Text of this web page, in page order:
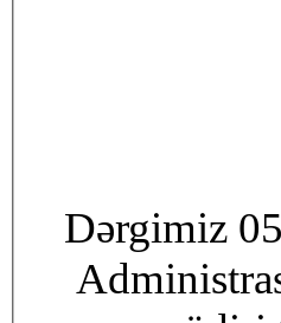
Dərgimiz